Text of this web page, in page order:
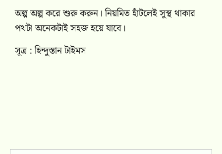
অল্প অল্প করে শুরু করুন। নিয়মিত হাঁটলেই সুস্থ থাকার
পথটা অনেকটাই সহজ হয়ে যাবে।
সূত্র : হিন্দুস্তান টাইমস